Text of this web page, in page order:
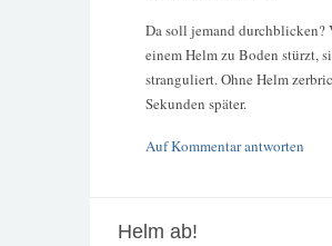
Da soll jemand durchblicken?
einem Helm zu Boden stürzt,
stranguliert. Ohne Helm
Sekunden später.
Auf Kommentar antworten
Helm ab!